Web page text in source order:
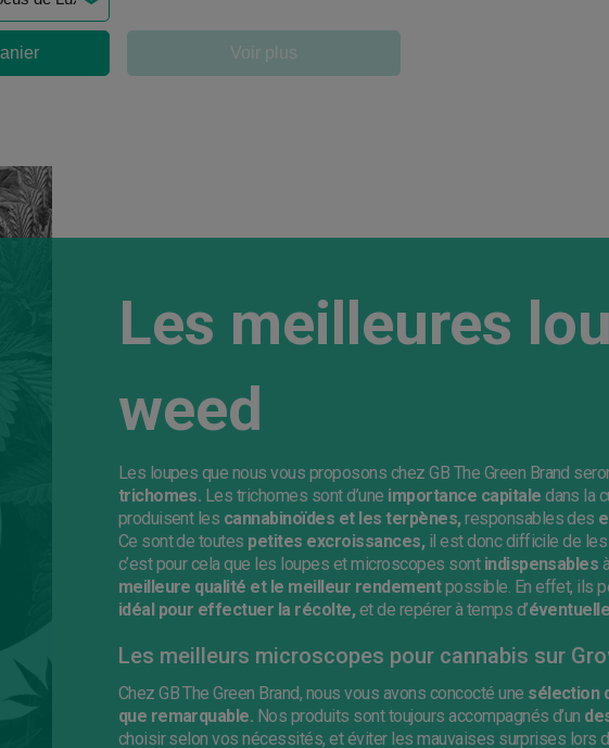
Voir plus
Les meilleures
weed
Les loupes que nous vous proposons chez GB The Green Brand
trichomes. Les trichomes sont d’une importance capitale dans la
produisent les cannabinoïdes et les terpènes,responsables des
Ce sont de toutes petites excroissances,il est donc difficile de
c’est pour cela que les loupes et microscopes sont indispensables
meilleure qualité et le meilleur rendementpossible. En effet, ils
idéal pour effectuer la récolte,et de repérer à temps d’
Les meilleurs microscopes pour cannabis sur
Chez GB The Green Brand, nous vous avons concocté une sélection
que remarquable. Nos produits sont toujours accompagnés d’un
choisir selon vos nécessités, et éviter les mauvaises surprises lors